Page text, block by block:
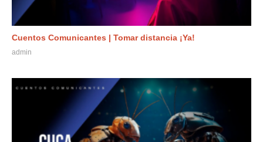
Cuentos Comunicantes | Tomar distancia ¡Ya!
admin